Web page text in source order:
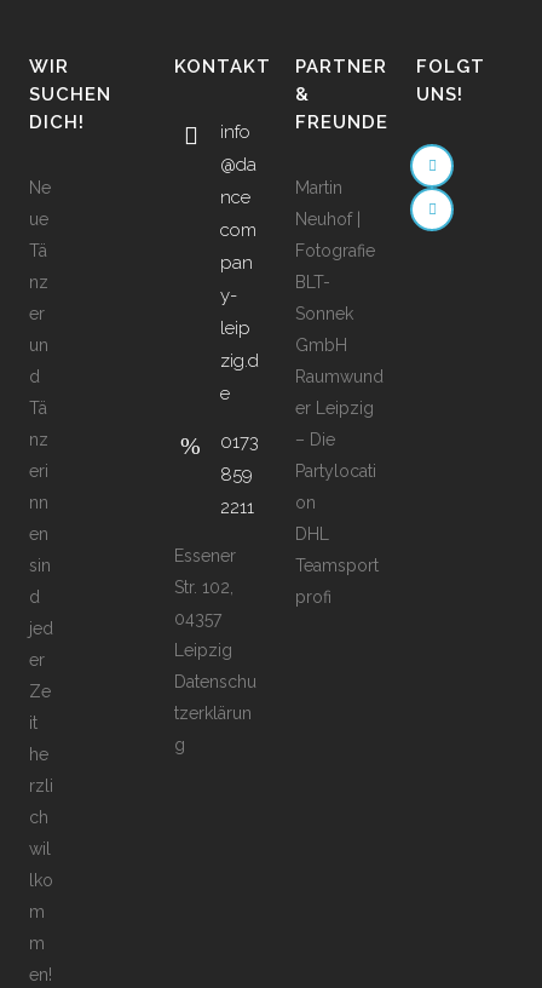
WIR
SUCHEN
DICH!
Ne
ue
Tä
nz
er
un
d
Tä
nz
eri
nn
en
sin
d
jed
er
Ze
it
he
rzli
ch
wil
lko
m
m
en!
KONTAKT
info
@da
nce
com
pan
y-
leip
zig.d
e
0173
859
2211
Essener
Str. 102,
04357
Leipzig
Datenschu
tzerklärun
g
PARTNER
&
FREUNDE
Martin
Neuhof |
Fotografie
BLT-
Sonnek
GmbH
Raumwund
er Leipzig
– Die
Partylocati
on
DHL
Teamsport
profi
FOLGT
UNS!